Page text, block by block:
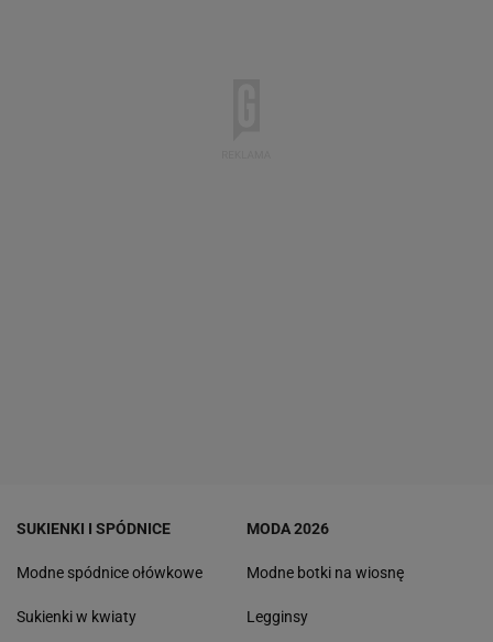
SUKIENKI I SPÓDNICE
Modne spódnice ołówkowe
Sukienki w kwiaty
MODA 2026
Modne botki na wiosnę
Legginsy